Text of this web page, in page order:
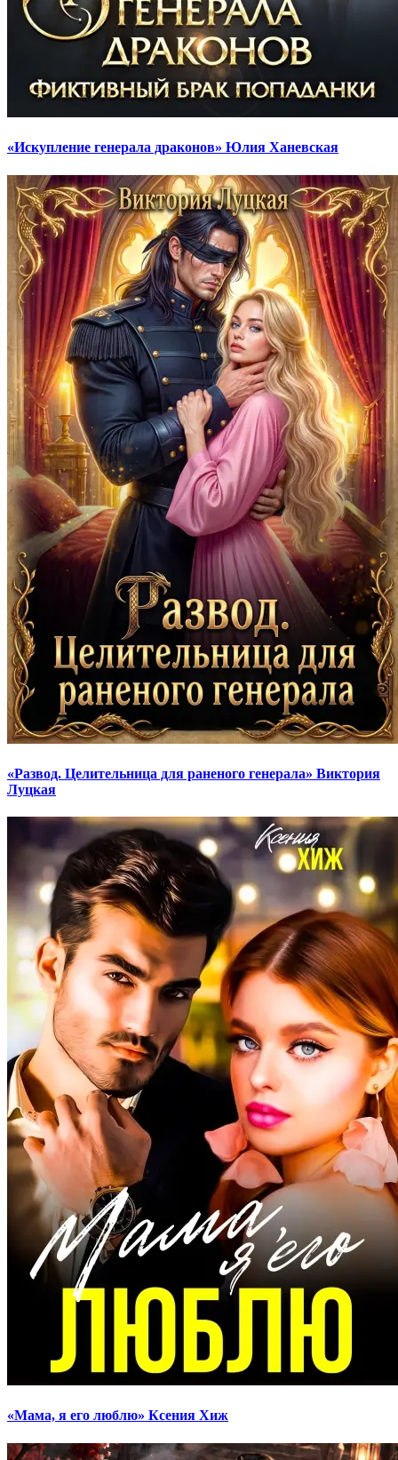
«Искупление генерала драконов» Юлия Ханевская
«Развод. Целительница для раненого генерала» Виктория
Луцкая
«Мама, я его люблю» Ксения Хиж